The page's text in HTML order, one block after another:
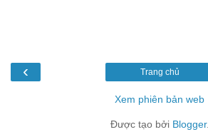
‹ Trang chủ
Xem phiên bản web
Được tạo bởi Blogger.